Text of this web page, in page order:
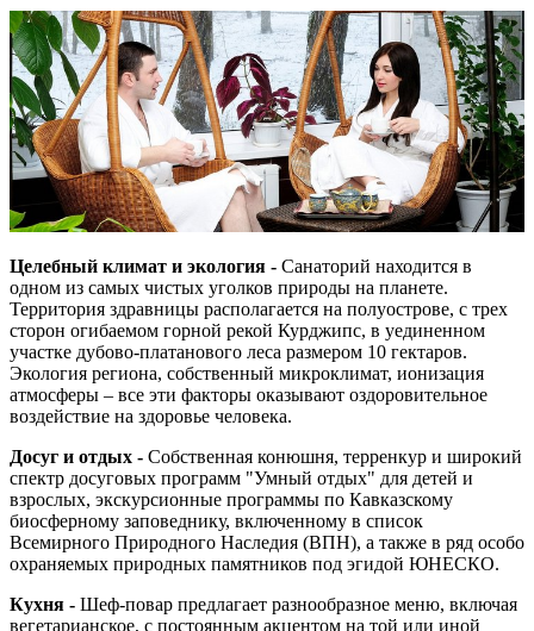
Целебный климат и экология - Санаторий находится в
одном из самых чистых уголков природы на планете.
Территория здравницы располагается на полуострове, с трех
сторон огибаемом горной рекой Курджипс, в уединенном
участке дубово-платанового леса размером 10 гектаров.
Экология региона, собственный микроклимат, ионизация
атмосферы – все эти факторы оказывают оздоровительное
воздействие на здоровье человека.
Досуг и отдых - Собственная конюшня, терренкур и широкий
спектр досуговых программ "Умный отдых" для детей и
взрослых, экскурсионные программы по Кавказскому
биосферному заповеднику, включенному в список
Всемирного Природного Наследия (ВПН), а также в ряд особо
охраняемых природных памятников под эгидой ЮНЕСКО.
Кухня - Шеф-повар предлагает разнообразное меню, включая
вегетарианское, с постоянным акцентом на той или иной